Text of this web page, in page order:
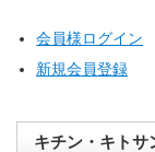
会員様ログイン
新規会員登録
キチン・キトサ